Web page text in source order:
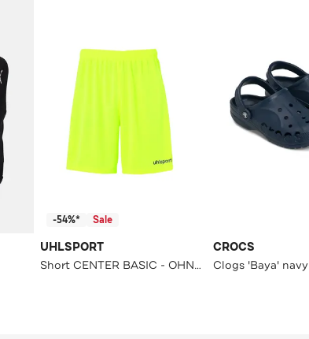
-54%* Sale
UHLSPORT
Short CENTER BASIC - OHNE INNENSLIP fluo gelb/schwarz Straight
CROCS
Clogs 'Baya' navy